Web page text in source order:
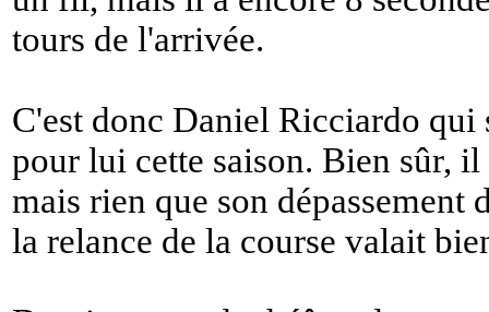
tours de l'arrivée.
C'est donc Daniel Ricciardo
pour lui cette saison. Bien sûr,
mais rien que son dépassement
la relance de la course valait